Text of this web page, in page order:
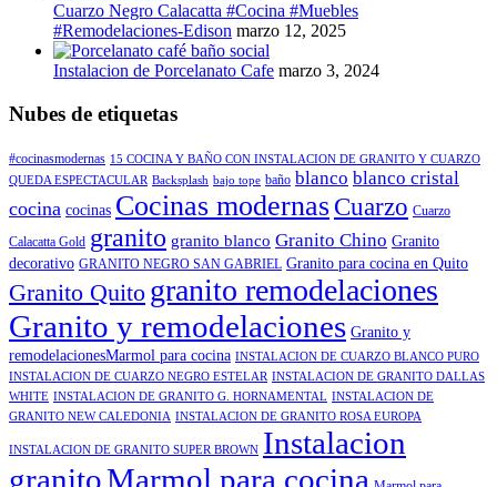
Cuarzo Negro Calacatta #Cocina #Muebles
#Remodelaciones-Edison marzo 12, 2025
Instalacion de Porcelanato Cafe marzo 3, 2024
Nubes de etiquetas
#cocinasmodernas 15 COCINA Y BAÑO CON INSTALACION DE GRANITO Y CUARZO
QUEDA ESPECTACULAR Backsplash bajo tope baño blanco blanco cristal
cocina cocinas Cocinas modernas Cuarzo Cuarzo
Calacatta Gold granito granito blanco Granito Chino Granito
decorativo GRANITO NEGRO SAN GABRIEL Granito para cocina en Quito
Granito Quito granito remodelaciones
Granito y remodelaciones Granito y
remodelacionesMarmol para cocina INSTALACION DE CUARZO BLANCO PURO
INSTALACION DE CUARZO NEGRO ESTELAR INSTALACION DE GRANITO DALLAS
WHITE INSTALACION DE GRANITO G. HORNAMENTAL INSTALACION DE
GRANITO NEW CALEDONIA INSTALACION DE GRANITO ROSA EUROPA
INSTALACION DE GRANITO SUPER BROWN Instalacion
granitoMarmol para cocina